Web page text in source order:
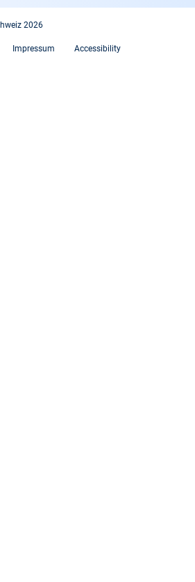
2026
Impressum Accessibility